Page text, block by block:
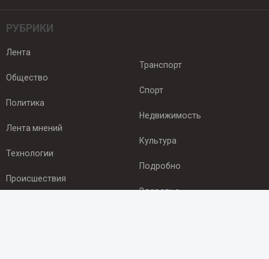
РУБРИКИ
Лента
Общество
Политика
Лента мнений
Технологии
Происшествия
Транспорт
Спорт
Недвижимость
Культура
Подробно
Здоровье